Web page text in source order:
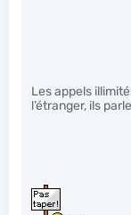
Les appels
l’étranger, ils